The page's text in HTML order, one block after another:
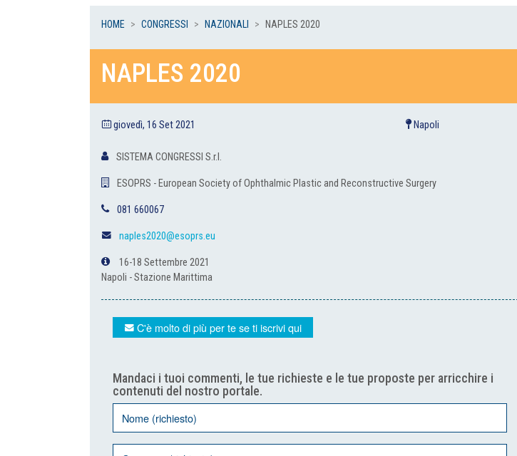
HOME CONGRESSI NAZIONALI NAPLES 2020
NAPLES 2020
giovedì, 16 Set 2021 Napoli
SISTEMA CONGRESSI S.r.l.
ESOPRS - European Society of Ophthalmic Plastic and Reconstructive Surgery
081 660067
naples2020@esoprs.eu
16-18 Settembre 2021
Napoli - Stazione Marittima
C'è molto di più per te se ti iscrivi qui
Mandaci i tuoi commenti, le tue richieste e le tue proposte per arricchire i
contenuti del nostro portale.